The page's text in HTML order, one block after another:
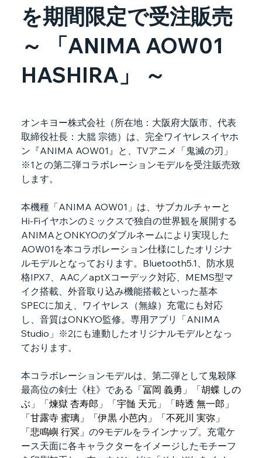
を期間限定で受注販売
～ 「ANIMA AOW01
HASHIRA」 ～
オンキヨー株式会社（所在地：大阪府大阪市、代表
取締役社長：大朏 宗徳）は、完全ワイヤレスイヤホ
ン『ANIMA AOW01』と、TVアニメ「鬼滅の刃」
※1との第二弾コラボレーションモデルを受注販売致
します。
本機種「ANIMA AOW01」は、サブカルチャーと
Hi-Fiイヤホンのミックスで独自の世界観を展開する
ANIMAとONKYOのダブルネームにより実現した
AOW01を本コラボレーション仕様にしたオリジナ
ルモデルとなっております。Bluetooth5.1、防水規
格IPX7、AAC／aptXコーデック対応、MEMS型マ
イク搭載、外音取り込み機能搭載といった基本
SPECに加え、ワイヤレス（無線）充電にも対応
し、音質はONKYO監修。専用アプリ「ANIMA
Studio」※2にも連動したオリジナルモデルとなっ
ております。
本コラボレーションモデルは、第二弾として鬼殺隊
最高位の剣士《柱》である「冨岡 義勇 」「胡蝶 しの
ぶ」「煉獄 杏寿郎 」「宇髄 天元 」「時透 無一郎」
「甘露寺 蜜璃」「伊黒 小芭内」「不死川 実弥」
「悲鳴嶼 行冥」 の9モデルをラインナップ。充電ケ
ース天面に各キャラクターをイメージしたモチーフ